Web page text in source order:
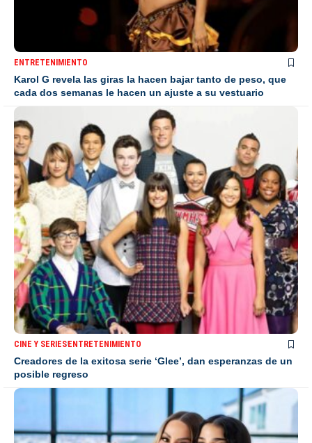
ENTRETENIMIENTO
Karol G revela las giras la hacen bajar tanto de peso, que
cada dos semanas le hacen un ajuste a su vestuario
CINE Y SERIESENTRETENIMIENTO
Creadores de la exitosa serie ‘Glee’, dan esperanzas de un
posible regreso